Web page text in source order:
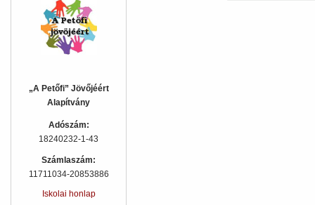
„A Petőfi” Jövőjéért
Alapítvány
Adószám:
18240232-1-43
Számlaszám:
11711034-20853886
Iskolai honlap